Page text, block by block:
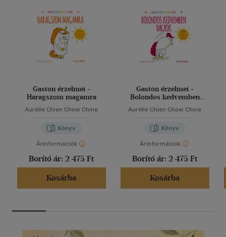
Gaston érzelmei -
Haragszom magamra
Aurélie Chien Chow Chine
Könyv
Árinformációk
Borító ár: 2 475 Ft
Kosárba
Gaston érzelmei -
Bolondos kedvemben
Aurélie Chien Chow Chine
Könyv
Árinformációk
Borító ár: 2 475 Ft
Kosárba